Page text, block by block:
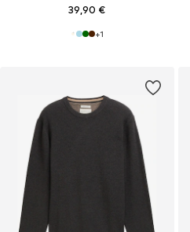
39,90 €
+1